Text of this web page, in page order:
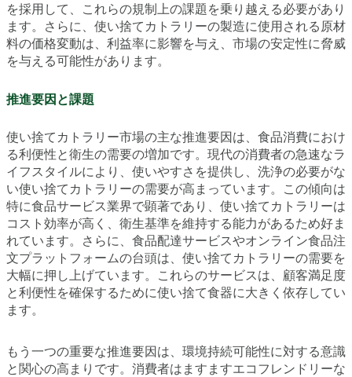
を採用して、これらの規制上の課題を乗り越える必要があり
ます。さらに、使い捨てカトラリーの製造に使用される原材
料の価格変動は、利益率に影響を与え、市場の安定性に脅威
を与える可能性があります。
推進要因と課題
使い捨てカトラリー市場の主な推進要因は、食品消費におけ
る利便性と衛生の需要の増加です。現代の消費者の急速なラ
イフスタイルにより、使いやすさを提供し、洗浄の必要がな
い使い捨てカトラリーの需要が高まっています。この傾向は
特に食品サービス業界で顕著であり、使い捨てカトラリーは
コスト効率が高く、衛生基準を維持する能力があるため好ま
れています。さらに、食品配達サービスやオンライン食品注
文プラットフォームの台頭は、使い捨てカトラリーの需要を
大幅に押し上げています。これらのサービスは、顧客満足度
と利便性を確保するために使い捨て食器に大きく依存してい
ます。
もう一つの重要な推進要因は、環境持続可能性に対する意識
と関心の高まりです。消費者はますますエコフレンドリーな